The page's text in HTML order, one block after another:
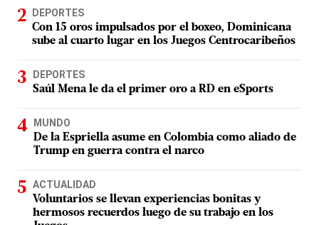
DEPORTES
Con 15 oros impulsados por el boxeo, Dominicana
sube al cuarto lugar en los Juegos Centrocaribeños
DEPORTES
Saúl Mena le da el primer oro a RD en eSports
MUNDO
De la Espriella asume en Colombia como aliado de
Trump en guerra contra el narco
ACTUALIDAD
Voluntarios se llevan experiencias bonitas y
hermosos recuerdos luego de su trabajo en los